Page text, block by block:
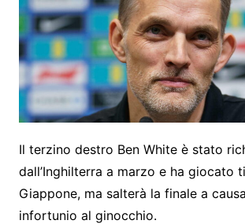
Il terzino destro Ben White è stato
dall’Inghilterra a marzo e ha giocato
Giappone, ma salterà la finale a
infortunio al ginocchio.